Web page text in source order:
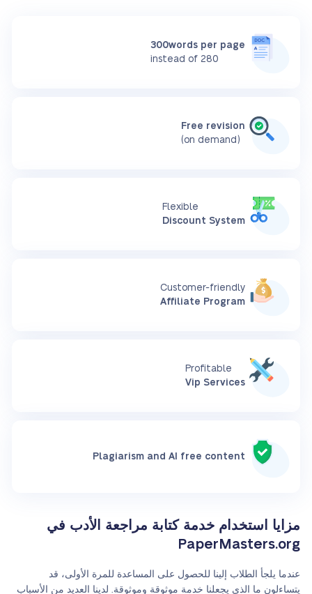
300words per page
instead of 280
Free revision
(on demand)
Flexible
Discount System
Customer-friendly
Affiliate Program
Profitable
Vip Services
Plagiarism and AI free content
مزايا استخدام خدمة كتابة مراجعة الأدب في
PaperMasters.org
عندما يلجأ الطلاب إلينا للحصول على المساعدة للمرة الأولى، قد
يتساءلون ما الذي يجعلنا خدمة موثوقة وموثوقة. لدينا العديد من الأسباب